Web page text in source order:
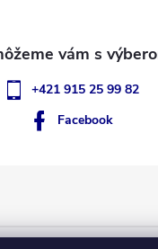
+421 915 25 99 82
Facebook